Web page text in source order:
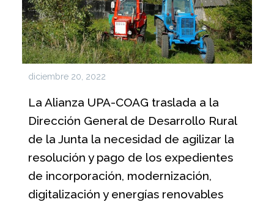
diciembre 20, 2022
La Alianza UPA-COAG traslada a la
Dirección General de Desarrollo Rural
de la Junta la necesidad de agilizar la
resolución y pago de los expedientes
de incorporación, modernización,
digitalización y energías renovables